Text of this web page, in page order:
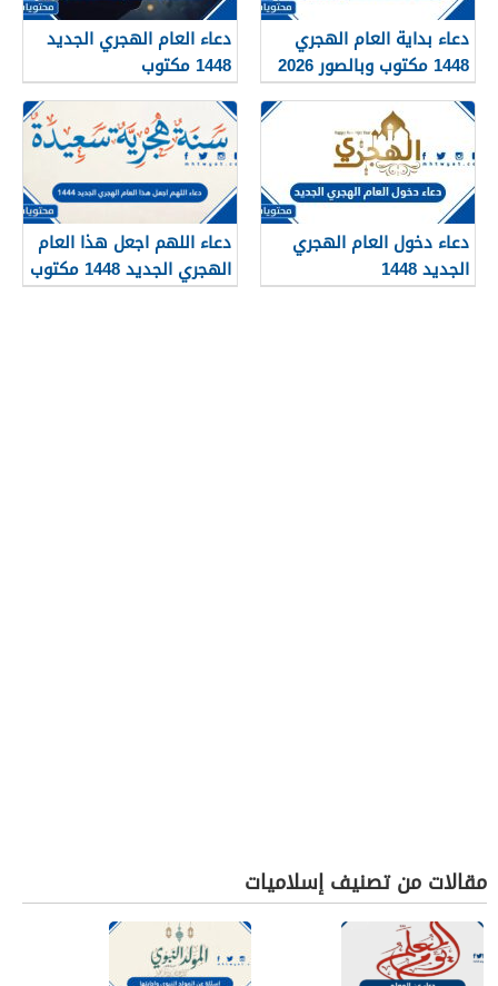
دعاء بداية العام الهجري
1448 مكتوب وبالصور 2026
دعاء العام الهجري الجديد
1448 مكتوب
دعاء دخول العام الهجري
الجديد 1448
دعاء اللهم اجعل هذا العام
الهجري الجديد 1448 مكتوب
مقالات من تصنيف إسلاميات